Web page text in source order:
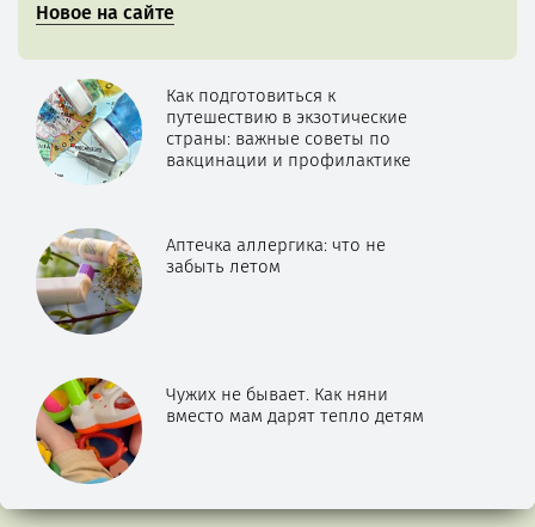
Новое на сайте
Как подготовиться к
путешествию в экзотические
страны: важные советы по
вакцинации и профилактике
Аптечка аллергика: что не
забыть летом
Чужих не бывает. Как няни
вместо мам дарят тепло детям